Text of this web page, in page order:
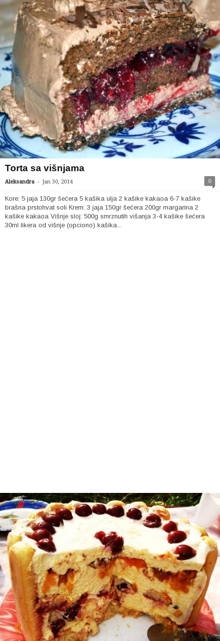
Torta sa višnjama
Aleksandra - Jan 30, 2014 0
Kore: 5 jaja 130gr šećera 5 kašika ulja 2 kašike kakaoa 6-7 kašike
brašna prstohvat soli Krem: 3 jaja 150gr šećera 200gr margarina 2
kašike kakaoa Višnje sloj: 500g smrznutih višanja 3-4 kašike šećera
30ml likera od višnje (opciono) kašika...